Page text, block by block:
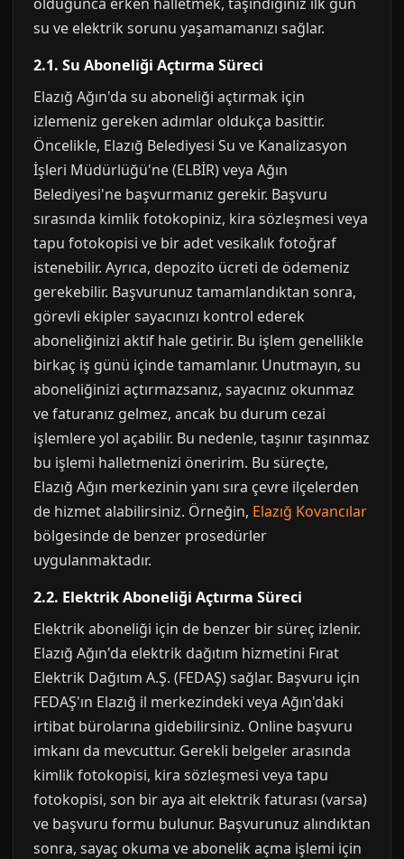
su ve elektrik sorunu yaşamamanızı sağlar.
2.1. Su Aboneliği Açtırma Süreci
Elazığ Ağın'da su aboneliği açtırmak için
izlemeniz gereken adımlar oldukça basittir.
Öncelikle, Elazığ Belediyesi Su ve Kanalizasyon
İşleri Müdürlüğü'ne (ELBİR) veya Ağın
Belediyesi'ne başvurmanız gerekir. Başvuru
sırasında kimlik fotokopiniz, kira sözleşmesi veya
tapu fotokopisi ve bir adet vesikalık fotoğraf
istenebilir. Ayrıca, depozito ücreti de ödemeniz
gerekebilir. Başvurunuz tamamlandıktan sonra,
görevli ekipler sayacınızı kontrol ederek
aboneliğinizi aktif hale getirir. Bu işlem genellikle
birkaç iş günü içinde tamamlanır. Unutmayın, su
aboneliğinizi açtırmazsanız, sayacınız okunmaz
ve faturanız gelmez, ancak bu durum cezai
işlemlere yol açabilir. Bu nedenle, taşınır taşınmaz
bu işlemi halletmenizi öneririm. Bu süreçte,
Elazığ Ağın merkezinin yanı sıra çevre ilçelerden
de hizmet alabilirsiniz. Örneğin, Elazığ Kovancılar
bölgesinde de benzer prosedürler
uygulanmaktadır.
2.2. Elektrik Aboneliği Açtırma Süreci
Elektrik aboneliği için de benzer bir süreç izlenir.
Elazığ Ağın'da elektrik dağıtım hizmetini Fırat
Elektrik Dağıtım A.Ş. (FEDAŞ) sağlar. Başvuru için
FEDAŞ'ın Elazığ il merkezindeki veya Ağın'daki
irtibat bürolarına gidebilirsiniz. Online başvuru
imkanı da mevcuttur. Gerekli belgeler arasında
kimlik fotokopisi, kira sözleşmesi veya tapu
fotokopisi, son bir aya ait elektrik faturası (varsa)
ve başvuru formu bulunur. Başvurunuz alındıktan
sonra, sayaç okuma ve abonelik açma işlemi için